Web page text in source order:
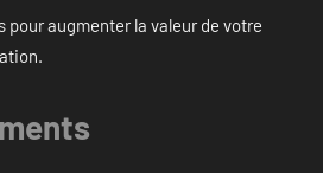
pour augmenter la valeur de votre